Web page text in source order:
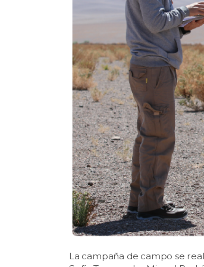
La campaña de campo se